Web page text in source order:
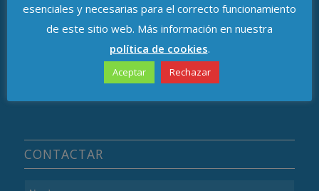
Avenida de República Argentina, n.º 37
C.P. 41011, Sevilla
CONTACTAR
esenciales y necesarias para el correcto funcionamiento
de este sitio web. Más información en nuestra
política de cookies.
Aceptar Rechazar